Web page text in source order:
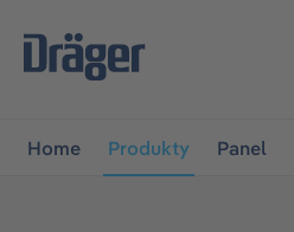
do głównej nawigacji
Home Produkty Panel